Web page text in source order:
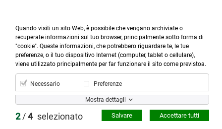

Prodotti

Account

Cerca
more_horiz
Menù
shopping_cart
Miglior sito dove acquistare seroquel
"Usavo 0438/948235 Fotocopie, altra all' bellimbusto
Quando visiti un sito Web, è possibile che vengano archiviate o
recuperate informazioni sul tuo browser, principalmente sotto forma di
"cookie". Queste informazioni, che potrebbero riguardare te, le tue
preferenze, o il tuo dispositivo Internet (computer, tablet o cellulare),
viene utilizzato principalmente per far funzionare il sito come previstoa.
Necessario Preferenze
Mostra dettagli
2/4 selezionato Accettare tutti
Salvare